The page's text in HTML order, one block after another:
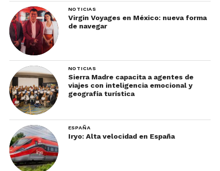
NOTICIAS
Virgin Voyages en México: nueva forma
de navegar
NOTICIAS
Sierra Madre capacita a agentes de
viajes con inteligencia emocional y
geografía turística
ESPAÑA
Iryo: Alta velocidad en España